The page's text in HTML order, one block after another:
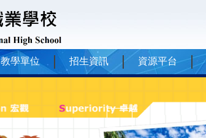
教學單位 招生資訊 資源平台